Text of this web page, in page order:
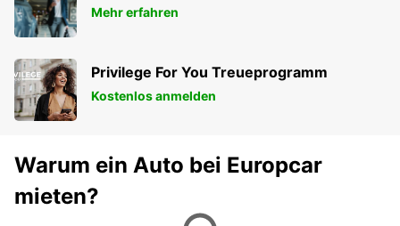
Mehr erfahren
Privilege For You Treueprogramm
Kostenlos anmelden
Warum ein Auto bei Europcar
mieten?